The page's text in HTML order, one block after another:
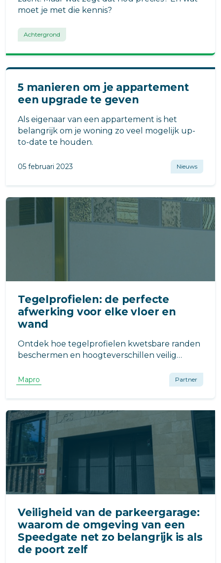
moet je met die kennis?
Achtergrond
5 manieren om je appartement
een upgrade te geven
Als eigenaar van een appartement is het
belangrijk om je woning zo veel mogelijk up-
to-date te houden.
05 februari 2023 Nieuws
Tegelprofielen: de perfecte
afwerking voor elke vloer en
wand
Ontdek hoe tegelprofielen kwetsbare randen
beschermen en hoogteverschillen veilig
afsluitprofielen en S overgangsprofielen: de
juiste oplossing voor een strakke, duurzame
afwerking van vloeren en wanden.
Mapro Partner
Veiligheid van de parkeergarage:
waarom de omgeving van een
Speedgate net zo belangrijk is als
de poort zelf